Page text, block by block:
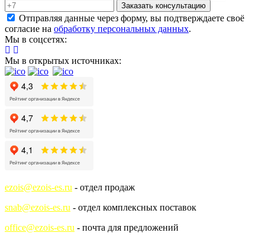
Заказать консультацию
Отправляя данные через форму, вы подтверждаете своё
согласие на обработку персональных данных.
Мы в соцсетях:
Мы в открытых источниках:
ezois@ezois-es.ru - отдел продаж
snab@ezois-es.ru - отдел комплексных поставок
office@ezois-es.ru - почта для предложений